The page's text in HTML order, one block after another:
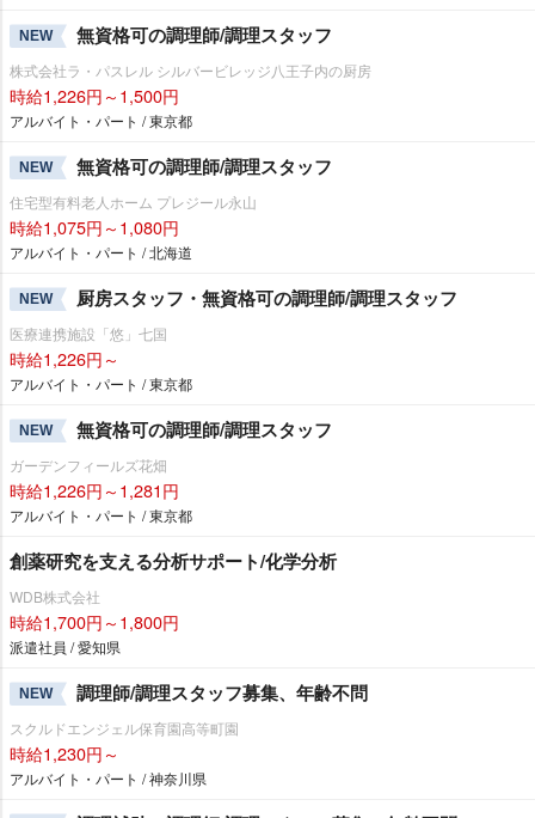
NEW 無資格可の調理師/調理スタッフ
株式会社ラ・パスレル シルバービレッジ八王子内の厨房
時給1,226円～1,500円
アルバイト・パート / 東京都
NEW 無資格可の調理師/調理スタッフ
住宅型有料老人ホーム プレジール永山
時給1,075円～1,080円
アルバイト・パート / 北海道
NEW 厨房スタッフ・無資格可の調理師/調理スタッフ
医療連携施設「悠」七国
時給1,226円～
アルバイト・パート / 東京都
NEW 無資格可の調理師/調理スタッフ
ガーデンフィールズ花畑
時給1,226円～1,281円
アルバイト・パート / 東京都
創薬研究を支える分析サポート/化学分析
WDB株式会社
時給1,700円～1,800円
派遣社員 / 愛知県
NEW 調理師/調理スタッフ募集、年齢不問
スクルドエンジェル保育園高等町園
時給1,230円～
アルバイト・パート / 神奈川県